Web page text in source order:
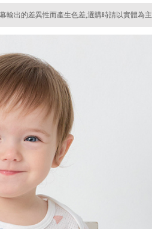
輸出的差異性而產生色差,選購時請以實體為主